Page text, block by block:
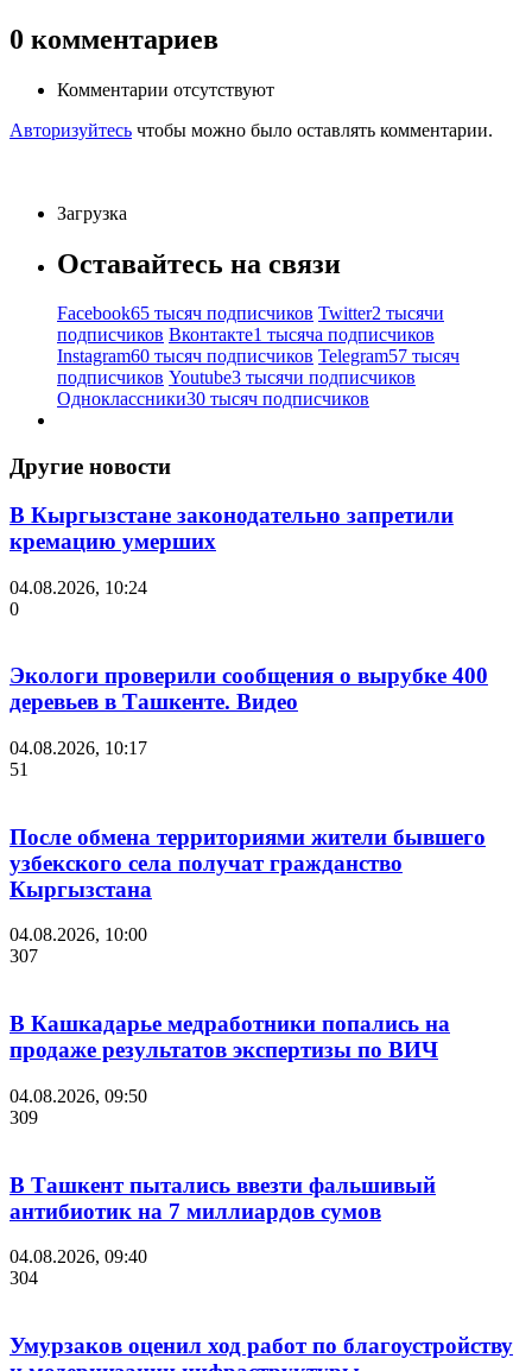
0 комментариев
Комментарии отсутствуют
Авторизуйтесь чтобы можно было оставлять комментарии.
Загрузка
Оставайтесь на связи
Facebook65 тысяч подписчиков Twitter2 тысячи
подписчиков Вконтакте1 тысяча подписчиков
Instagram60 тысяч подписчиков Telegram57 тысяч
подписчиков Youtube3 тысячи подписчиков
Одноклассники30 тысяч подписчиков
Другие новости
В Кыргызстане законодательно запретили
кремацию умерших
04.08.2026, 10:24
0
Экологи проверили сообщения о вырубке 400
деревьев в Ташкенте. Видео
04.08.2026, 10:17
51
После обмена территориями жители бывшего
узбекского села получат гражданство
Кыргызстана
04.08.2026, 10:00
307
В Кашкадарье медработники попались на
продаже результатов экспертизы по ВИЧ
04.08.2026, 09:50
309
В Ташкент пытались ввезти фальшивый
антибиотик на 7 миллиардов сумов
04.08.2026, 09:40
304
Умурзаков оценил ход работ по благоустройству